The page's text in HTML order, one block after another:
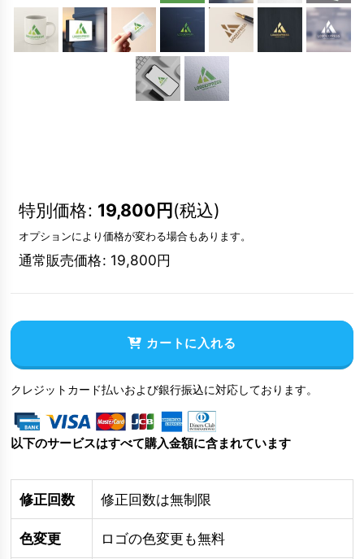
特別価格: 19,800円(税込)
オプションにより価格が変わる場合もあります。
通常販売価格: 19,800円
カートに入れる
クレジットカード払いおよび銀行振込に対応しております。
以下のサービスはすべて購入金額に含まれています
修正回数 修正回数は無制限
色変更 ロゴの色変更も無料